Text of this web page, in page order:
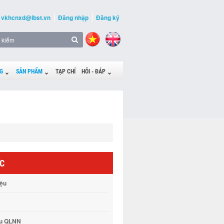
vkhcnxd@ibst.vn Đăng nhập Đăng ký
SẢN PHẨM TẠP CHÍ HỎI - ĐÁP
QLNN